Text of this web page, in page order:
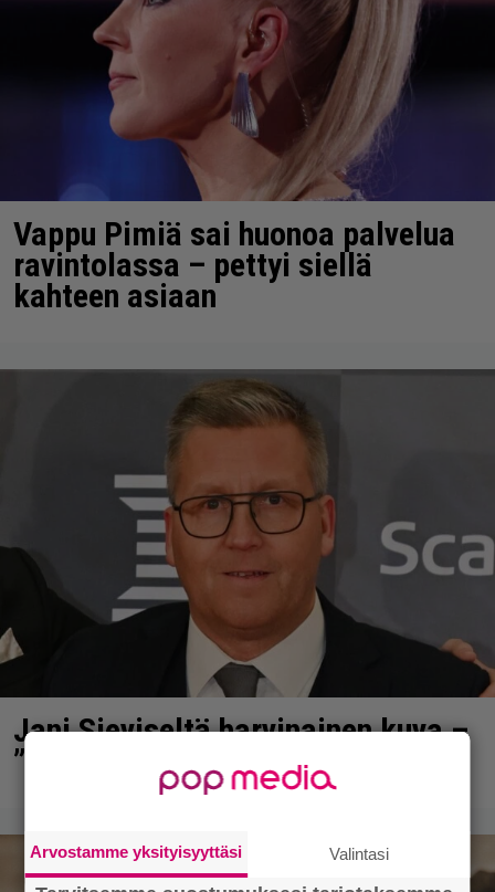
Vappu Pimiä sai huonoa palvelua
ravintolassa – pettyi siellä
kahteen asiaan
Jani Sieviseltä harvinainen kuva –
”Kaikki lapset samaan aikaan”
Arvostamme yksityisyyttäsi Valintasi